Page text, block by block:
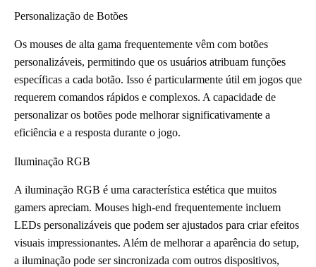
Personalização de Botões
Os mouses de alta gama frequentemente vêm com botões
personalizáveis, permitindo que os usuários atribuam funções
específicas a cada botão. Isso é particularmente útil em jogos que
requerem comandos rápidos e complexos. A capacidade de
personalizar os botões pode melhorar significativamente a
eficiência e a resposta durante o jogo.
Iluminação RGB
A iluminação RGB é uma característica estética que muitos
gamers apreciam. Mouses high-end frequentemente incluem
LEDs personalizáveis que podem ser ajustados para criar efeitos
visuais impressionantes. Além de melhorar a aparência do setup,
a iluminação pode ser sincronizada com outros dispositivos,